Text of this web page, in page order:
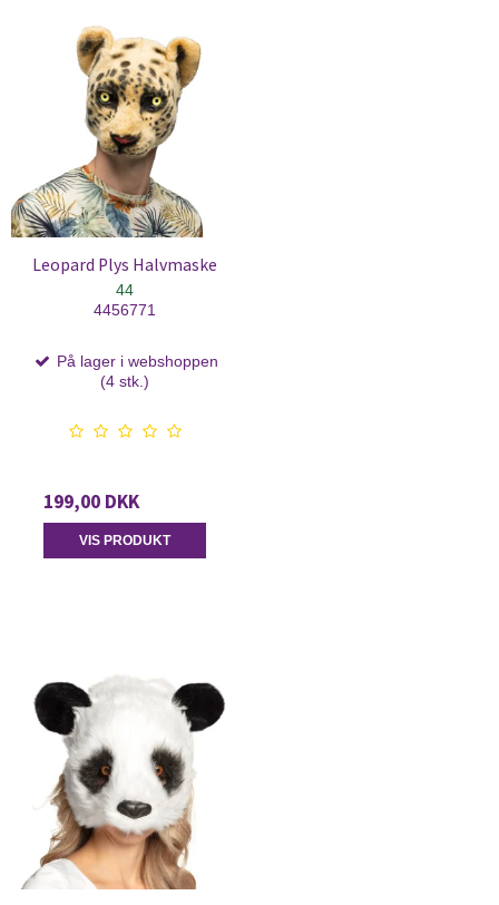
Leopard Plys Halvmaske
44
4456771
På lager i webshoppen
(4 stk.)
199,00 DKK
VIS PRODUKT